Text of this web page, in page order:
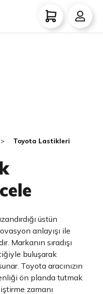
Toyota Lastikleri
üstün
anlayışı ile
Markanın sıradışı
buluşarak
Toyota aracınızın
ön planda tutmak
zamanı